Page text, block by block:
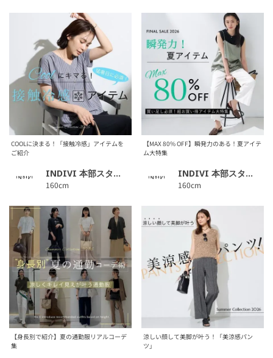
COOLに決まる！「接触冷感」アイテムを
ご紹介
INDIVI 本部スタッフ
160cm
【MAX 80% OFF】瞬発力のある！夏アイテ
ム大特集
INDIVI 本部スタッフ
160cm
【身長別で紹介】夏の通勤服リアルコーデ
集
涼しい顔して美脚が叶う！「美涼感パン
ツ」